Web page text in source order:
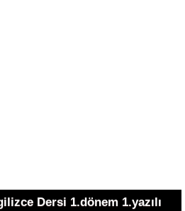
Dersi 1.dönem 1.yazılı